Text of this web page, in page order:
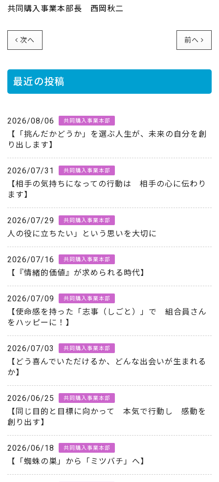
共同購入事業本部長 西岡秋二
次へ 前へ
最近の投稿
2026/08/06 共同購入事業本部
【「挑んだかどうか」を選ぶ人生が、未来の自分を創
り出します】
2026/07/31 共同購入事業本部
【相手の気持ちになっての行動は 相手の心に伝わり
ます】
2026/07/29 共同購入事業本部
人の役に立ちたい」という思いを大切に
2026/07/16 共同購入事業本部
【『情緒的価値』が求められる時代】
2026/07/09 共同購入事業本部
【使命感を持った「志事（しごと）」で 組合員さん
をハッピーに！】
2026/07/03 共同購入事業本部
【どう喜んでいただけるか、どんな出会いが生まれる
か】
2026/06/25 共同購入事業本部
【同じ目的と目標に向かって 本気で行動し 感動を
創り出す】
2026/06/18 共同購入事業本部
【「蜘蛛の巣」から「ミツバチ」へ】